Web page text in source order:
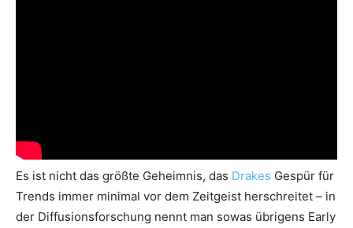
Es ist nicht das größte Geheimnis, das Drakes Gespür für
Trends immer minimal vor dem Zeitgeist herschreitet – in
der Diffusionsforschung nennt man sowas übrigens Early